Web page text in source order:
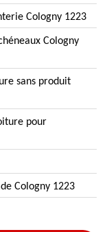
Cologny 1223
Cologny
sans produit
pour
Cologny 1223